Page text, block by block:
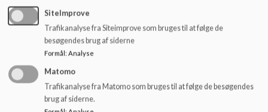
socioøkonomisk reference over forventet. Dette giver
der lykkes netop omkring matematik.
Opfølgning og status på skolens indsatsområder med
elevernes og skolebestyrelsens stemmer
STEM– skolen har et mål om at STEM ikke skal være noget
SiteImprove
Trafikanalyse fra Siteimprove som bruges til at følge de
besøgendes brug af siderne
Formål : Analyse
Matomo
Trafikanalyse fra Matomo som bruges til at følge de besøgendes
brug af siderne.